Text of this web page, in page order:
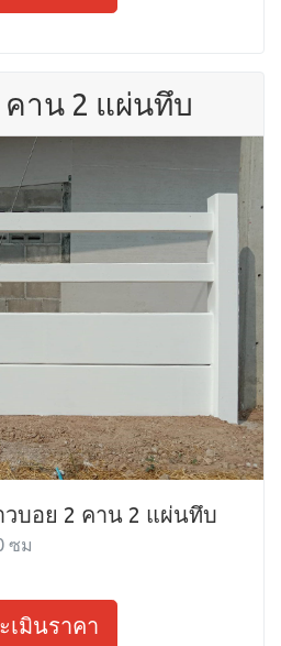
คาน 2 แผ่นทึบ
วบอย 2 คาน 2 แผ่นทึบ
ซม
เมินราคา